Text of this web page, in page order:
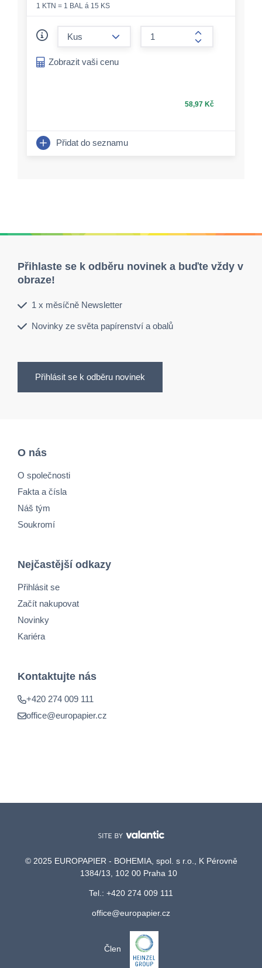
1 KTN = 1 BAL á 15 KS
form.increase-
Zobrazit vaši cenu
58,97 Kč
Přidat do seznamu
Přihlaste se k odběru novinek a buďte vždy v
obraze!
1 x měsíčně Newsletter
Novinky ze světa papírenství a obalů
Přihlásit se k odběru novinek
O nás
O společnosti
Fakta a čísla
Náš tým
Soukromí
Nejčastější odkazy
Přihlásit se
Začít nakupovat
Novinky
Kariéra
Kontaktujte nás
+420 274 009 111
office@europapier.cz
© 2025 EUROPAPIER - BOHEMIA, spol. s r.o., K Pérovně
1384/13, 102 00 Praha 10
Tel.: +420 274 009 111
office@europapier.cz
Člen